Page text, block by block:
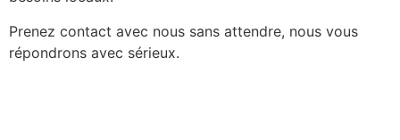
Prenez contact avec nous sans attendre, nous vous
répondrons avec sérieux.